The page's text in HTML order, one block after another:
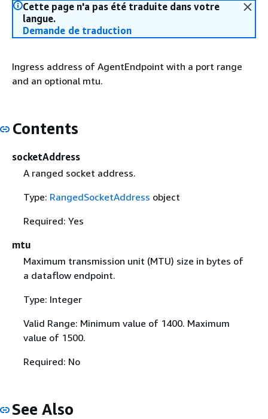
Cette page n'a pas été traduite dans votre
langue.
Demande de traduction
Ingress address of AgentEndpoint with a port range
and an optional mtu.
Contents
socketAddress
A ranged socket address.
Type: RangedSocketAddress object
Required: Yes
mtu
Maximum transmission unit (MTU) size in bytes of
a dataflow endpoint.
Type: Integer
Valid Range: Minimum value of 1400. Maximum
value of 1500.
Required: No
See Also